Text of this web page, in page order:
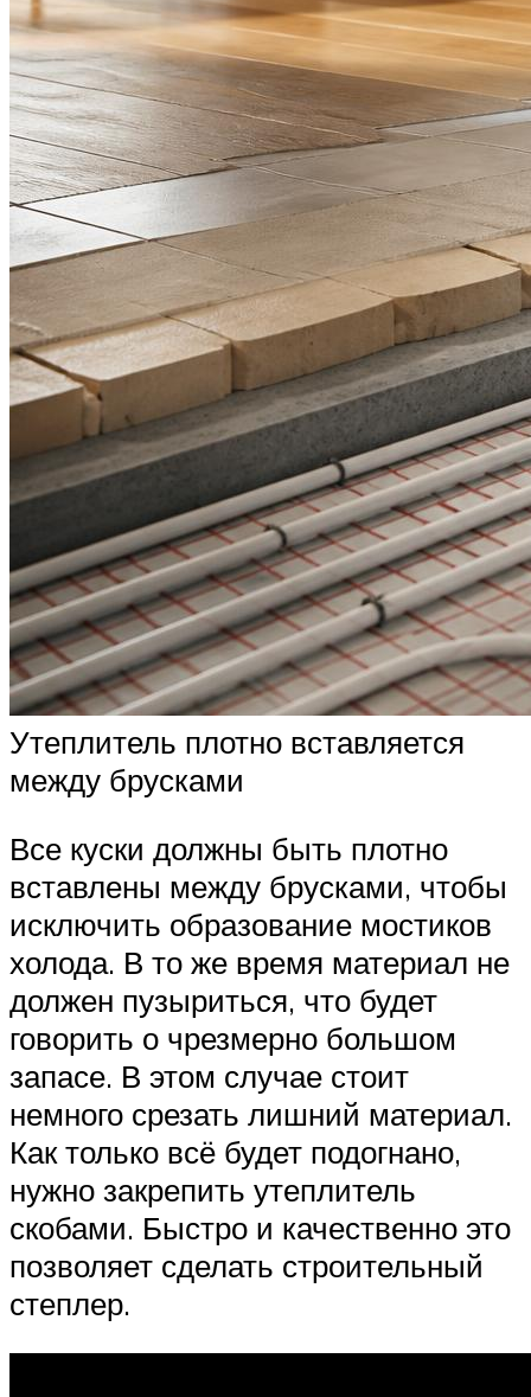
Утеплитель плотно вставляется
между брусками
Все куски должны быть плотно
вставлены между брусками, чтобы
исключить образование мостиков
холода. В то же время материал не
должен пузыриться, что будет
говорить о чрезмерно большом
запасе. В этом случае стоит
немного срезать лишний материал.
Как только всё будет подогнано,
нужно закрепить утеплитель
скобами. Быстро и качественно это
позволяет сделать строительный
степлер.